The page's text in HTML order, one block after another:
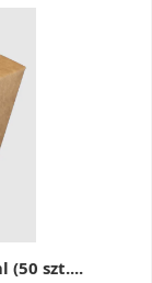
(50 szt....